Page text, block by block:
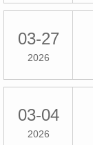
03-27
2026
03-04
2026